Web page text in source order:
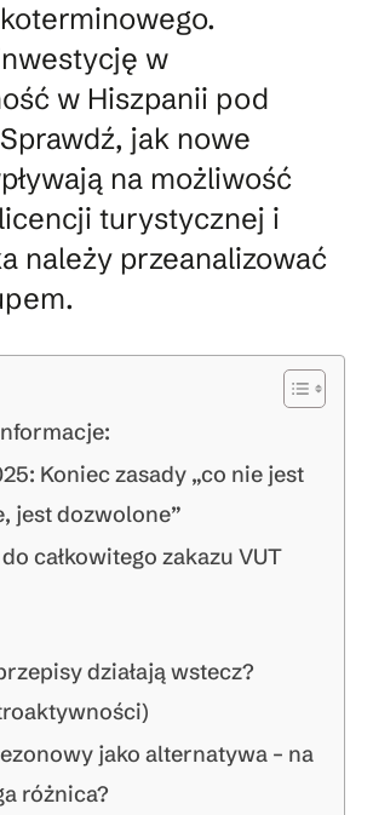
w
w Hiszpanii pod
jak nowe
na możliwość
turystycznej i
należy przeanalizować
Koniec zasady „co nie jest
jest dozwolone”
całkowitego zakazu VUT
działają wstecz?
jako alternatywa – na
różnica?